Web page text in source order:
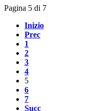
Pagina 5 di 7
Inizio
Prec
1
2
3
4
5
6
7
Succ